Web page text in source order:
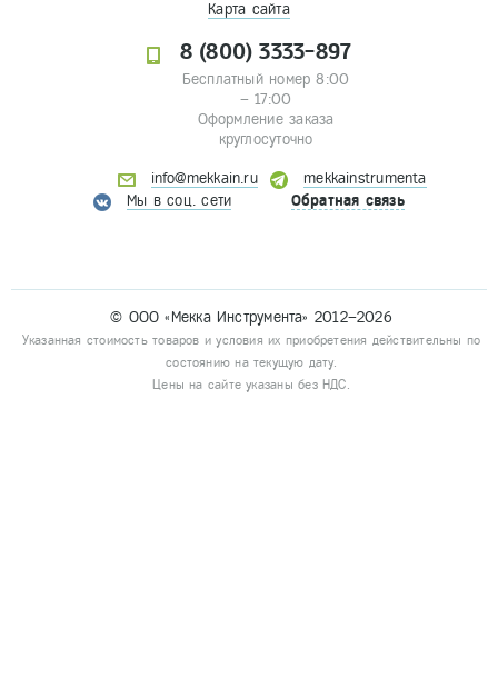
Карта сайта
8 (800) 3333-897
Бесплатный номер 8:00
– 17:00
Оформление заказа
круглосуточно
info@mekkain.ru
mekkainstrumenta
Мы в соц. сети
Обратная связь
© ООО «Мекка Инструмента» 2012–2026
Указанная стоимость товаров и условия их приобретения действительны по
состоянию на текущую дату.
Цены на сайте указаны без НДС.